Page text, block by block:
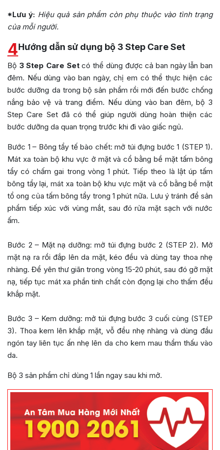
*Lưu ý: Hiệu quả sản phẩm còn phụ thuộc vào tình trạng
của mỗi người.
4Hướng dẫn sử dụng bộ 3 Step Care Set
Bộ 3 Step Care Setcó thể dùng được cả ban ngày lẫn ban
đêm. Nếu dùng vào ban ngày, chị em có thể thực hiện các
bước dưỡng da trong bộ sản phẩm rồi mới đến bước chống
nắng bảo vệ và trang điểm. Nếu dùng vào ban đêm, bộ 3
Step Care Set đã có thể giúp người dùng hoàn thiện các
bước dưỡng da quan trọng trước khi đi vào giấc ngủ.
Bước 1 – Bông tẩy tế bào chết: mở túi đựng bước 1 (STEP 1).
Mát xa toàn bộ khu vực ở mặt và cổ bằng bề mặt tấm bông
tẩy có chấm gai trong vòng 1 phút. Tiếp theo là lật úp tấm
bông tẩy lại, mát xa toàn bộ khu vực mặt và cổ bằng bề mặt
tổ ong của tấm bông tẩy trong 1 phút nữa. Lưu ý tránh để sản
phẩm tiếp xúc với vùng mắt, sau đó rửa mặt sạch với nước
ấm.
Bước 2 – Mặt nạ dưỡng: mở túi đựng bước 2 (STEP 2). Mở
mặt nạ ra rồi đắp lên da mặt, kéo đều và dùng tay thoa nhẹ
nhàng. Để yên thư giãn trong vòng 15-20 phút, sau đó gỡ mặt
nạ, tiếp tục mát xa phần tinh chất còn đọng lại cho thấm đều
khắp mặt.
Bước 3 – Kem dưỡng: mở túi đựng bước 3 cuối cùng (STEP
3). Thoa kem lên khắp mặt, vỗ đều nhẹ nhàng và dùng đầu
ngón tay liên tục ấn nhẹ lên da cho kem mau thẩm thấu vào
da.
Bộ 3 sản phẩm chỉ dùng 1 lần ngay sau khi mở.